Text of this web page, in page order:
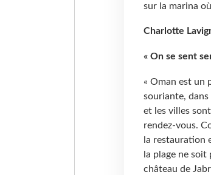
sur la marina
Charlotte
« On se sent
« Oman est un
souriante, dans
et les villes
rendez-vous.
la restauration
la plage ne
château de